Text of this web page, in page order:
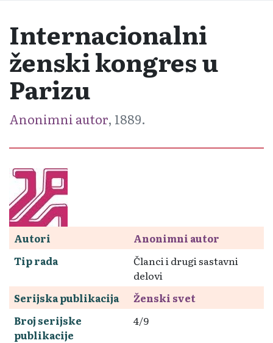
Internacionalni
ženski kongres u
Parizu
Anonimni autor, 1889.
Autori
Anonimni autor
Tip rada
Članci i drugi sastavni
delovi
Serijska publikacija
Ženski svet
Broj serijske
publikacije
4/9